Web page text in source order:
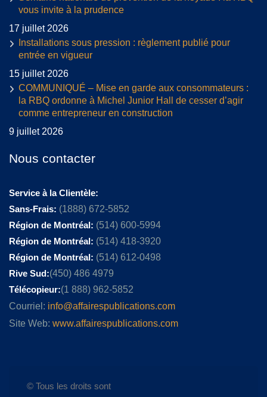
vous invite à la prudence
17 juillet 2026
Installations sous pression : règlement publié pour
entrée en vigueur
15 juillet 2026
COMMUNIQUÉ – Mise en garde aux consommateurs :
la RBQ ordonne à Michel Junior Hall de cesser d’agir
comme entrepreneur en construction
9 juillet 2026
Nous contacter
Service à la Clientèle:
Sans-Frais: (1888) 672-5852
Région de Montréal: (514) 600-5994
Région de Montréal: (514) 418-3920
Région de Montréal: (514) 612-0498
Rive Sud:(450) 486 4979
Télécopieur:(1 888) 962-5852
Courriel: info@affairespublications.com
Site Web: www.affairespublications.com
© Tous les droits sont